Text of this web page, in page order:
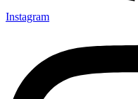
Instagram